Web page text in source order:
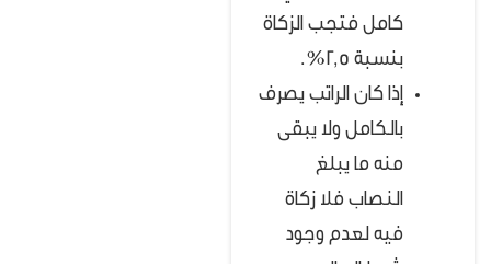
كامل فتجب الزكاة
بنسبة 2,5%.
إذا كان الراتب يصرف
بالكامل ولا يبقى
منه ما يبلغ
النصاب فلا زكاة
فيه لعدم وجود